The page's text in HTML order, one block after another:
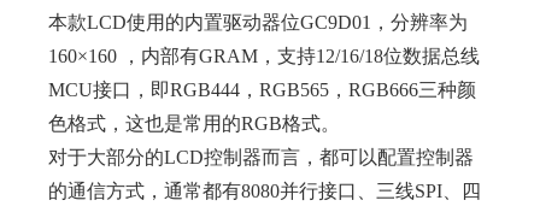
本款LCD使用的内置驱动器位GC9D01，分辨率为
160×160 ，内部有GRAM，支持12/16/18位数据总线
MCU接口，即RGB444，RGB565，RGB666三种颜
色格式，这也是常用的RGB格式。
对于大部分的LCD控制器而言，都可以配置控制器
的通信方式，通常都有8080并行接口、三线SPI、四